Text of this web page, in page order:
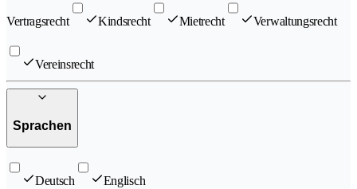
Vertragsrecht Kindsrecht Mietrecht Verwaltungsrecht
Vereinsrecht
Sprachen
Deutsch Englisch